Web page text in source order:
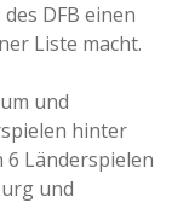
DFB einen
Liste macht.
und
hinter
6 Länderspielen
und